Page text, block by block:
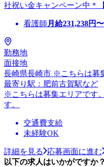
社祝い金キャンペーン中＊
看護師 月給231,238円〜
勤務地
面接地
長崎県長崎市 ※こちらは募
最寄り駅：肥前古賀駅など
※こちらは募集エリアです
す。
交通費支給
未経験OK
詳細を見る
応募画面に進む
以下の求人はいかがですか？